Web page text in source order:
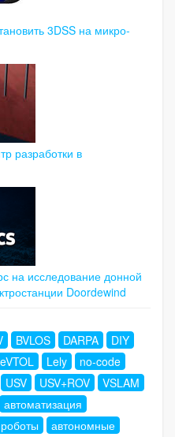
3DSS на микро-
разработки в
на исследование донной
Doordewind
BVLOS DARPA
DIY
eVTOL Lely
no-code
USV USV+ROV
VSLAM
автоматизация
автономные